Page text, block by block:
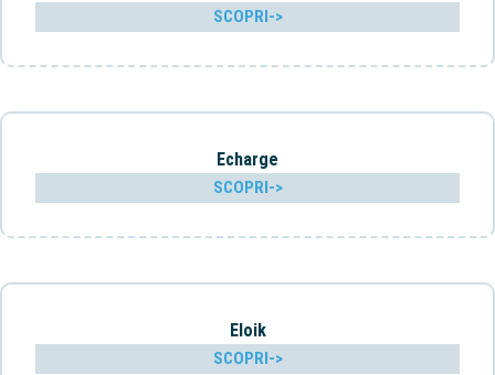
SCOPRI->
Echarge
SCOPRI->
Eloik
SCOPRI->